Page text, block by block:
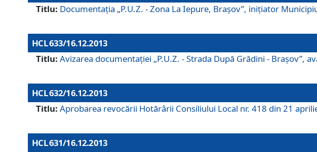
Titlu: Documentaţia „P.U.Z. - Zona La Iepure, Braşov”, iniţiator
HCL 633/16.12.2013
Titlu: Avizarea documentaţiei „P.U.Z. - Strada După Grădini - Braşov”,
HCL 632/16.12.2013
Titlu: Aprobarea revocării Hotărârii Consiliului Local nr. 418 din 21
HCL 631/16.12.2013